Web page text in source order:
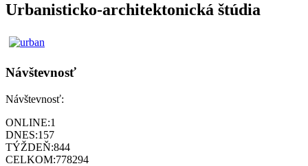
Urbanisticko-architektonická štúdia
Návštevnosť
Návštevnosť:
ONLINE:1
DNES:157
TÝŽDEŇ:844
CELKOM:778294